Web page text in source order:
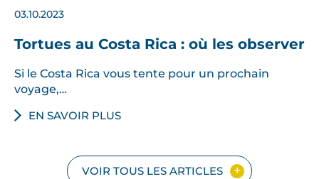
03.10.2023
Tortues au Costa Rica : où les observer
Si le Costa Rica vous tente pour un prochain
voyage,…
EN SAVOIR PLUS
VOIR TOUS LES ARTICLES